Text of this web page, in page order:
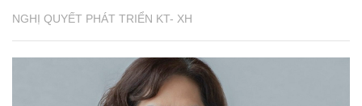
NGHỊ QUYẾT PHÁT TRIỂN KT- XH